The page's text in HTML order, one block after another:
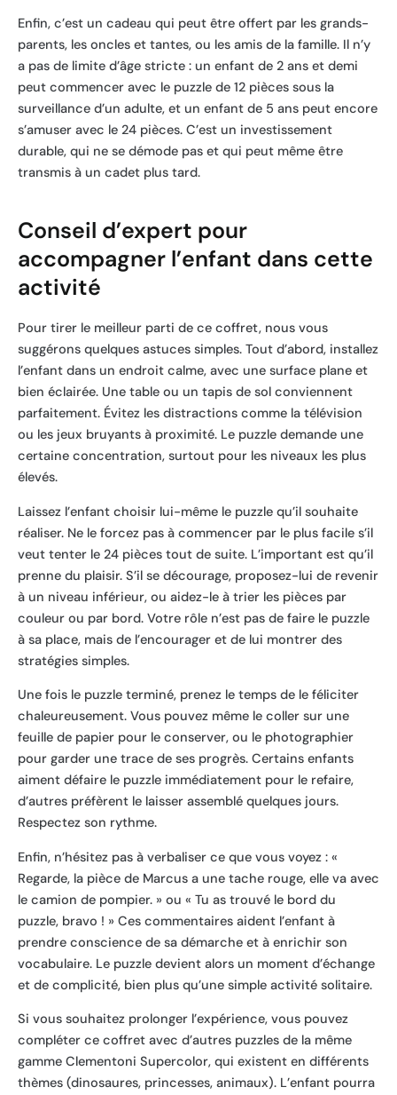
Enfin, c’est un cadeau qui peut être offert par les grands-
parents, les oncles et tantes, ou les amis de la famille. Il n’y
a pas de limite d’âge stricte : un enfant de 2 ans et demi
peut commencer avec le puzzle de 12 pièces sous la
surveillance d’un adulte, et un enfant de 5 ans peut encore
s’amuser avec le 24 pièces. C’est un investissement
durable, qui ne se démode pas et qui peut même être
transmis à un cadet plus tard.
Conseil d’expert pour
accompagner l’enfant dans cette
activité
Pour tirer le meilleur parti de ce coffret, nous vous
suggérons quelques astuces simples. Tout d’abord, installez
l’enfant dans un endroit calme, avec une surface plane et
bien éclairée. Une table ou un tapis de sol conviennent
parfaitement. Évitez les distractions comme la télévision
ou les jeux bruyants à proximité. Le puzzle demande une
certaine concentration, surtout pour les niveaux les plus
élevés.
Laissez l’enfant choisir lui-même le puzzle qu’il souhaite
réaliser. Ne le forcez pas à commencer par le plus facile s’il
veut tenter le 24 pièces tout de suite. L’important est qu’il
prenne du plaisir. S’il se décourage, proposez-lui de revenir
à un niveau inférieur, ou aidez-le à trier les pièces par
couleur ou par bord. Votre rôle n’est pas de faire le puzzle
à sa place, mais de l’encourager et de lui montrer des
stratégies simples.
Une fois le puzzle terminé, prenez le temps de le féliciter
chaleureusement. Vous pouvez même le coller sur une
feuille de papier pour le conserver, ou le photographier
pour garder une trace de ses progrès. Certains enfants
aiment défaire le puzzle immédiatement pour le refaire,
d’autres préfèrent le laisser assemblé quelques jours.
Respectez son rythme.
Enfin, n’hésitez pas à verbaliser ce que vous voyez : «
Regarde, la pièce de Marcus a une tache rouge, elle va avec
le camion de pompier. » ou « Tu as trouvé le bord du
puzzle, bravo ! » Ces commentaires aident l’enfant à
prendre conscience de sa démarche et à enrichir son
vocabulaire. Le puzzle devient alors un moment d’échange
et de complicité, bien plus qu’une simple activité solitaire.
Si vous souhaitez prolonger l’expérience, vous pouvez
compléter ce coffret avec d’autres puzzles de la même
gamme Clementoni Supercolor, qui existent en différents
thèmes (dinosaures, princesses, animaux). L’enfant pourra